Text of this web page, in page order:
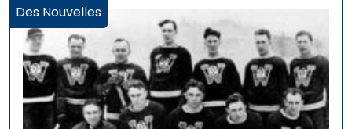
Des Nouvelles